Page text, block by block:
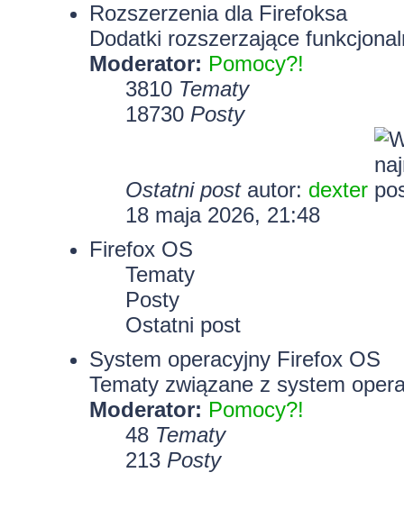
Rozszerzenia dla Firefoksa
Dodatki rozszerzające
Moderator: Pomocy?!
3810 Tematy
18730 Posty
Ostatni postautor: dexter
18 maja 2026, 21:48
Firefox OS
Tematy
Posty
Ostatni post
System operacyjny Firefox OS
Tematy związane z system
Moderator: Pomocy?!
48 Tematy
213 Posty